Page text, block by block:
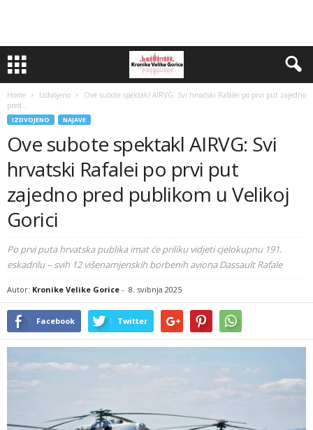
Home Izdvojeno
Ove subote spektakl AIRVG: Svi hrvatski Rafalei po prvi put zajedno
pred...
IZDVOJENO NAJAVE
Ove subote spektakl AIRVG: Svi
hrvatski Rafalei po prvi put
zajedno pred publikom u Velikoj
Gorici
Po prvi puta hrvatska publika imat će priliku vidjeti cjelokupnu 191.
eskadrilu – svih 12 višenamjenskih borbenih aviona Dassault Rafale
Autor: Kronike Velike Gorice - 8. svibnja 2025
Facebook Twitter